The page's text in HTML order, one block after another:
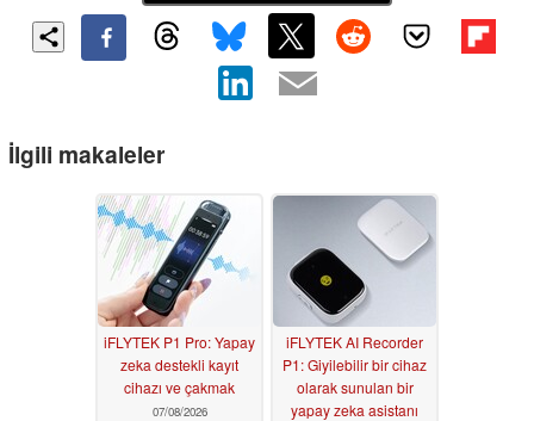
İlgili makaleler
iFLYTEK P1 Pro: Yapay
zeka destekli kayıt
cihazı ve çakmak
07/08/2026
iFLYTEK AI Recorder
P1: Giyilebilir bir cihaz
olarak sunulan bir
yapay zeka asistanı